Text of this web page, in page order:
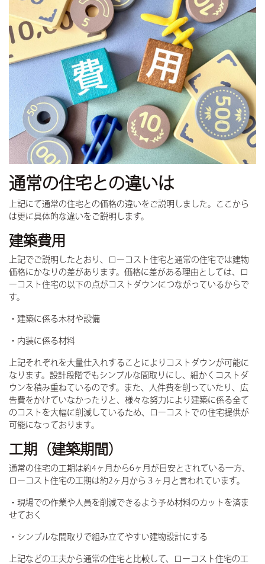
通常の住宅との違いは
上記にて通常の住宅との価格の違いをご説明しました。ここから
は更に具体的な違いをご説明します。
建築費用
上記でご説明したとおり、ローコスト住宅と通常の住宅では建物
価格にかなりの差があります。価格に差がある理由としては、ロ
ーコスト住宅の以下の点がコストダウンにつながっているからで
す。
・建築に係る木材や設備
・内装に係る材料
上記それぞれを大量仕入れすることによりコストダウンが可能に
なります。設計段階でもシンプルな間取りにし、細かくコストダ
ウンを積み重ねているのです。また、人件費を削っていたり、広
告費をかけていなかったりと、様々な努力により建築に係る全て
のコストを大幅に削減しているため、ローコストでの住宅提供が
可能になっております。
工期（建築期間）
通常の住宅の工期は約4ヶ月から6ヶ月が目安とされている一方、
ローコスト住宅の工期は約2ヶ月から３ヶ月と言われています。
・現場での作業や人員を削減できるよう予め材料のカットを済ま
せておく
・シンプルな間取りで組み立てやすい建物設計にする
上記などの工夫から通常の住宅と比較して、ローコスト住宅の工